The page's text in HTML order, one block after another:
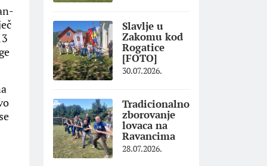
Slavlje u
Zakomu kod
Rogatice
[FOTO]
30.07.2026.
Tradicionalno
zborovanje
lovaca na
Ravancima
28.07.2026.